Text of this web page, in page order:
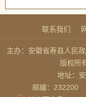
联系我们
主办：安徽省寿县人民
版权所
地址：
邮编：232200